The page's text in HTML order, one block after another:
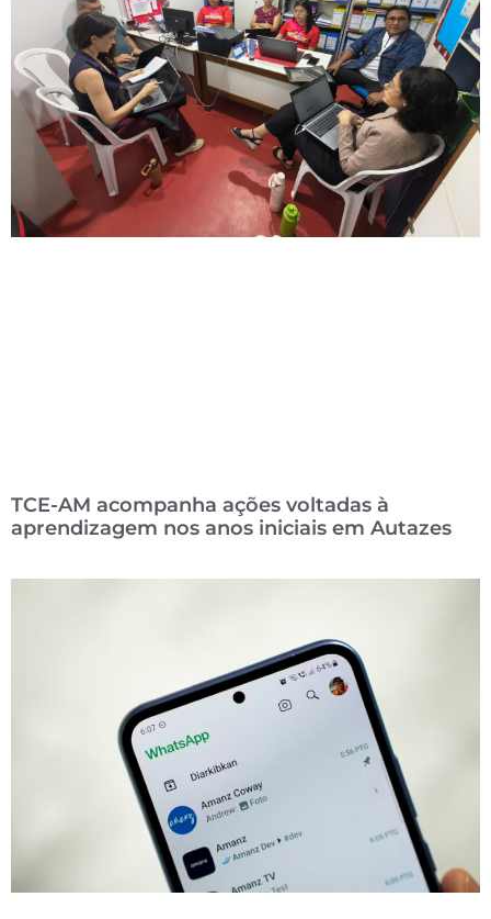
TCE-AM acompanha ações voltadas à
aprendizagem nos anos iniciais em Autazes